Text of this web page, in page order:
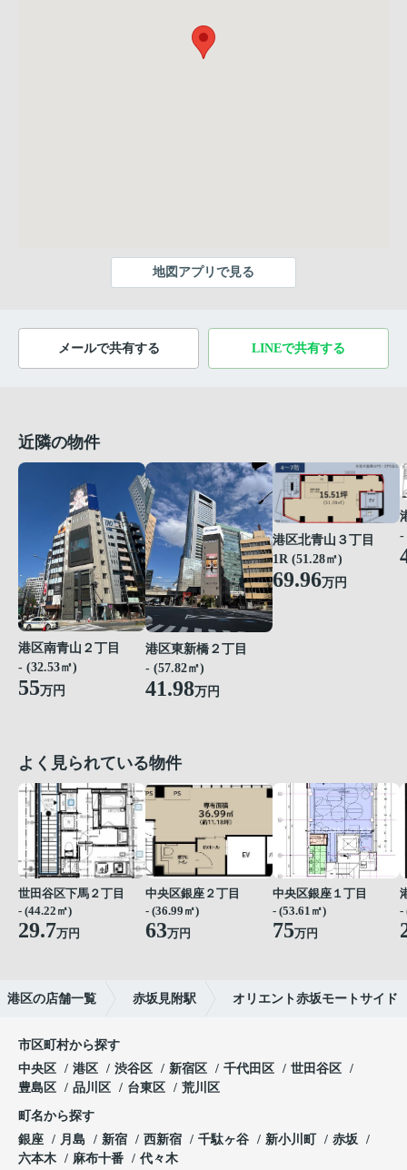
地図アプリで見る
メールで共有する LINEで共有する
近隣の物件
港区南青山２丁目
- (32.53㎡)
55万円
港区東新橋２丁目
- (57.82㎡)
41.98万円
港区北青山３丁目
1R (51.28㎡)
69.96万円
-
よく見られている物件
世田谷区下馬２丁目
- (44.22㎡)
29.7万円
中央区銀座２丁目
- (36.99㎡)
63万円
中央区銀座１丁目
- (53.61㎡)
75万円
-
港区の店舗一覧 赤坂見附駅 オリエント赤坂モートサイド
市区町村から探す
中央区
港区 渋谷区 新宿区 千代田区
世田谷区
豊島区
品川区 台東区 荒川区
町名から探す
銀座
月島 新宿 西新宿 千駄ヶ谷 新小川町
赤坂
六本木
麻布十番 代々木